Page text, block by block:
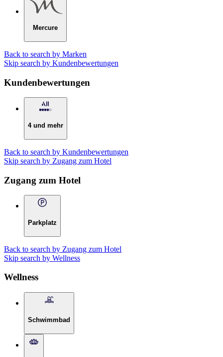
Mercure
Back to search by Marken
Skip search by Kundenbewertungen
Kundenbewertungen
4 und mehr
Back to search by Kundenbewertungen
Skip search by Zugang zum Hotel
Zugang zum Hotel
Parkplatz
Back to search by Zugang zum Hotel
Skip search by Wellness
Wellness
Schwimmbad